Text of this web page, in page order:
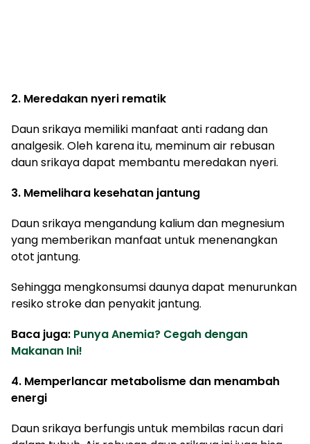
2. Meredakan nyeri rematik
Daun srikaya memiliki manfaat anti radang dan
analgesik. Oleh karena itu, meminum air rebusan
daun srikaya dapat membantu meredakan nyeri.
3. Memelihara kesehatan jantung
Daun srikaya mengandung kalium dan megnesium
yang memberikan manfaat untuk menenangkan
otot jantung.
Sehingga mengkonsumsi daunya dapat menurunkan
resiko stroke dan penyakit jantung.
Baca juga: Punya Anemia? Cegah dengan
Makanan Ini!
4. Memperlancar metabolisme dan menambah
energi
Daun srikaya berfungis untuk membilas racun dari